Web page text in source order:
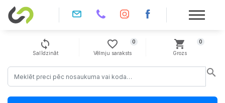
sync
Salīdzināt
favorite_border
Vēlmju saraksts
0 shopping_cart
Grozs
0
search